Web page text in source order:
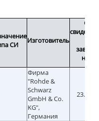
СИ
Изготовитель
Срок
Фирма
"Rohde &
Schwarz
GmbH & Co.
KG",
Германия